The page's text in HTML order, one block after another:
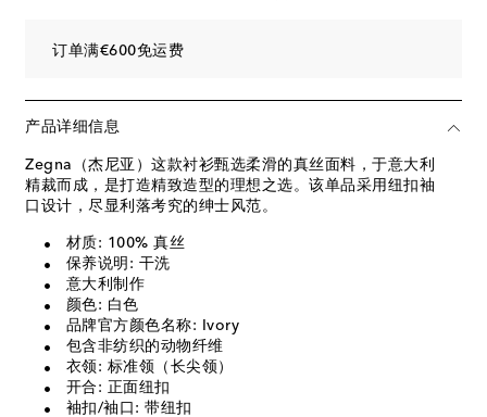
订单满€600免运费
产品详细信息
Zegna（杰尼亚）这款衬衫甄选柔滑的真丝面料，于意大利
精裁而成，是打造精致造型的理想之选。该单品采用纽扣袖
口设计，尽显利落考究的绅士风范。
材质: 100% 真丝
保养说明: 干洗
意大利制作
颜色: 白色
品牌官方颜色名称: Ivory
包含非纺织的动物纤维
衣领: 标准领（长尖领）
开合: 正面纽扣
袖扣/袖口: 带纽扣